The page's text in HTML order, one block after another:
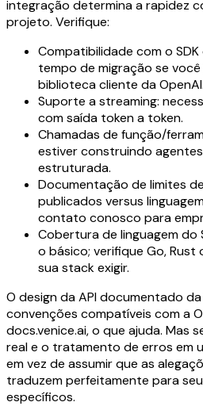
integração determina a rapidez
projeto. Verifique:
Compatibilidade com o
tempo de migração se
biblioteca cliente da OpenAI.
Suporte a streaming:
com saída token a token.
Chamadas de função/
estiver construindo
estruturada.
Documentação de limites
publicados versus
contato conosco para
Cobertura de linguagem do
o básico; verifique Go, Rust
sua stack exigir.
O design da API documentado
convenções compatíveis com a
docs.venice.ai, o que ajuda. Mas
real e o tratamento de erros em
em vez de assumir que as
traduzem perfeitamente para
específicos.